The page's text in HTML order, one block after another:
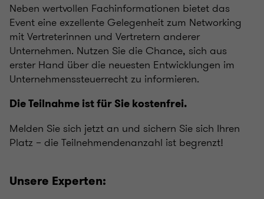
Neben wertvollen Fachinformationen bietet das
Event eine exzellente Gelegenheit zum Networking
mit Vertreterinnen und Vertretern anderer
Unternehmen. Nutzen Sie die Chance, sich aus
erster Hand über die neuesten Entwicklungen im
Unternehmenssteuerrecht zu informieren.
Die Teilnahme ist für Sie kostenfrei.
Melden Sie sich jetzt an und sichern Sie sich Ihren
Platz – die Teilnehmendenanzahl ist begrenzt!
Unsere Experten: